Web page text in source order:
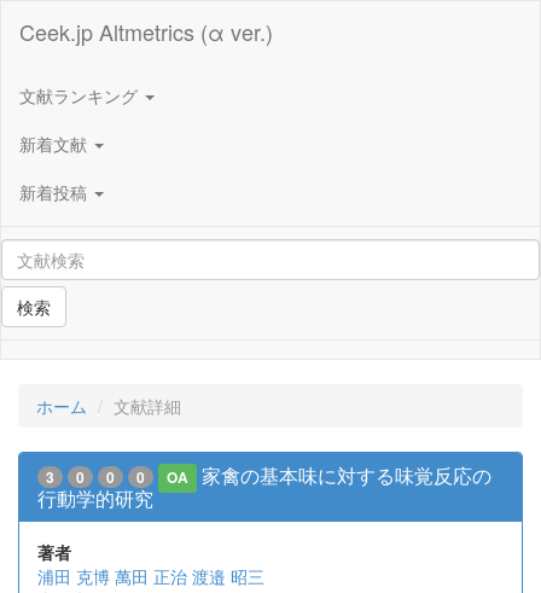
Ceek.jp Altmetrics (α ver.)
文献ランキング
新着文献
新着投稿
検索
ホーム 文献詳細
3 0 0 0 OA
家禽の基本味に対する味覚反応の
行動学的研究
著者
浦田 克博 萬田 正治 渡邉 昭三